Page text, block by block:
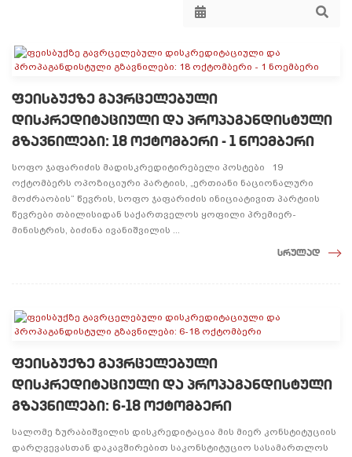
ფეისბუქზე გავრცელებული
დისკრედიტაციული და პროპაგანდისტული
გზავნილები: 18 ოქტომბერი - 1 ნოემბერი
სოფო ჯაფარიძის მადისკრედიტირებელი პოსტები 19
ოქტომბერს ოპოზიციური პარტიის, „ერთიანი ნაციონალური
მოძრაობის“ წევრის, სოფო ჯაფარიძის ინიციატივით პარტიის
წევრები თბილისიდან საქართველოს ყოფილი პრემიერ-
მინისტრის, ბიძინა ივანიშვილის ...
სრულად
ფეისბუქზე გავრცელებული
დისკრედიტაციული და პროპაგანდისტული
გზავნილები: 6-18 ოქტომბერი
სალომე ზურაბიშვილის დისკრედიტაცია მის მიერ კონსტიტუციის
დარღვევასთან დაკავშირებით საკონსტიტუციო სასამართლოს